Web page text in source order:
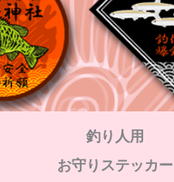
釣り人用
お守りステッカー